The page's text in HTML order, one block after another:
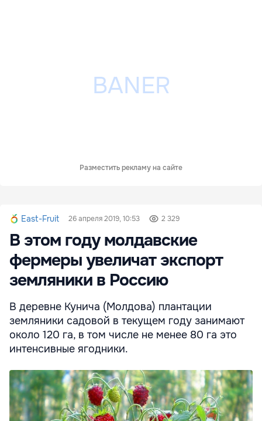
Разместить рекламу на сайте
East-Fruit 26 апреля 2019, 10:53 2 329
В этом году молдавские
фермеры увеличат экспорт
земляники в Россию
В деревне Кунича (Молдова) плантации
земляники садовой в текущем году занимают
около 120 га, в том числе не менее 80 га это
интенсивные ягодники.